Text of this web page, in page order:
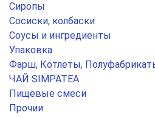
Сиропы
Сосиски, колбаски
Соусы и ингредиенты
Упаковка
Фарш, Котлеты,
ЧАЙ SIMPATEA
Пищевые смеси
Прочии